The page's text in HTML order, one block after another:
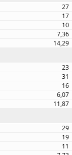
27
17
10
7,36
14,29
23
31
16
6,07
11,87
29
19
11